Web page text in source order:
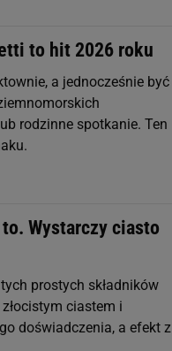
to hit 2026 roku
a jednocześnie być
rodzinne spotkanie. Ten
Wystarczy ciasto
prostych składników
ciastem i
doświadczenia, a efekt z